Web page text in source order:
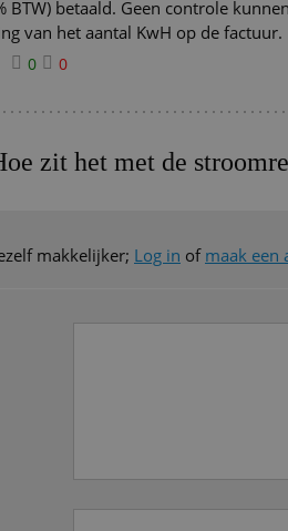
BTW) betaald. Geen controle
van het aantal KwH op de factuur.
0 0
zit het met de
makkelijker; Log in of maak een